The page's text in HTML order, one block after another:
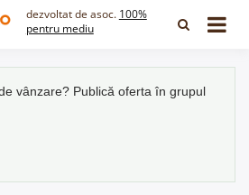
dezvoltat de asoc. 100%
pentru mediu
vânzare? Publică oferta în grupul